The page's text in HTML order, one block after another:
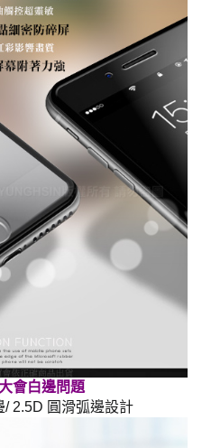
會白邊問題
2.5D 圓滑弧邊設計